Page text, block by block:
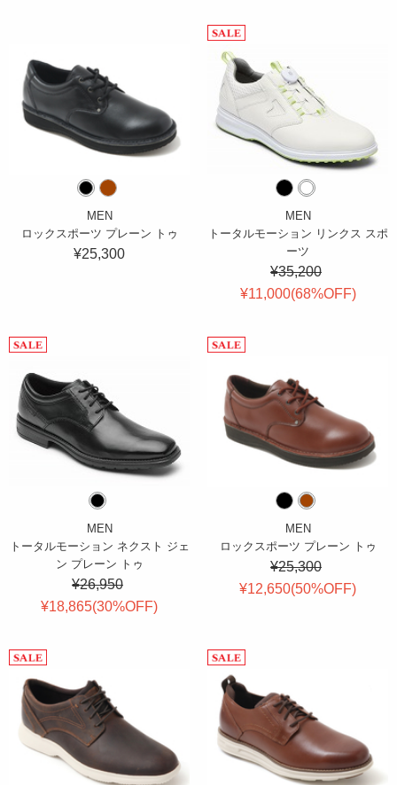
MEN
ロックスポーツ プレーン トゥ
¥25,300
MEN
トータルモーション リンクス スポ
ーツ
¥35,200
¥11,000(68%OFF)
MEN
トータルモーション ネクスト ジェ
ン プレーン トゥ
¥26,950
¥18,865(30%OFF)
MEN
ロックスポーツ プレーン トゥ
¥25,300
¥12,650(50%OFF)